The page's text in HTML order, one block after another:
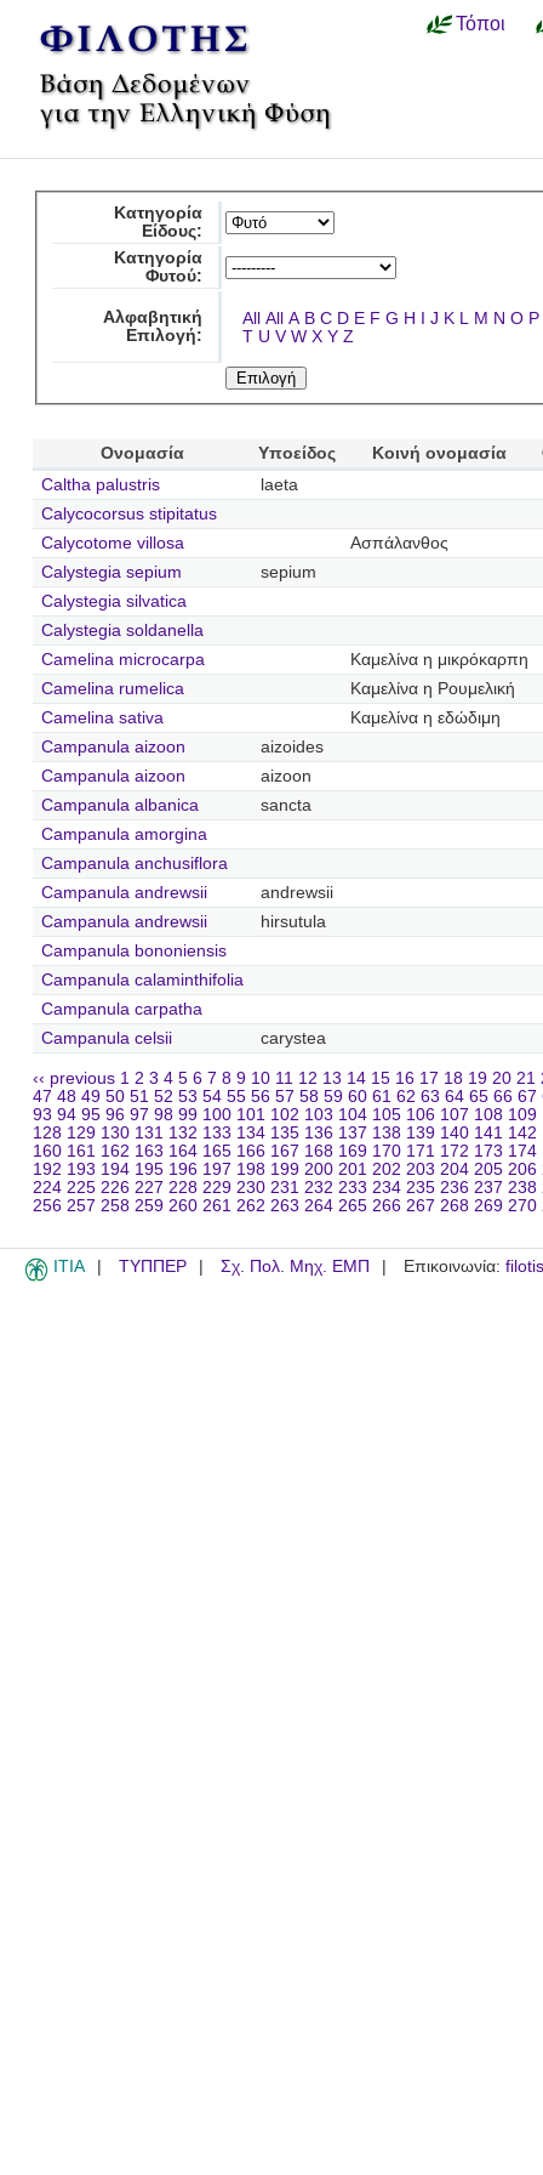
Τόποι
Κατηγορία
Είδους:
Κατηγορία
Φυτού:
Αλφαβητική
Επιλογή:
All All A B C D E F G H I J K L M N O P
T U V W X Y Z
Ονομασία Υποείδος Κοινή ονομασία
Caltha palustris
laeta
Calycocorsus stipitatus
Calycotome villosa
Ασπάλανθος
Calystegia sepium
sepium
Calystegia silvatica
Calystegia soldanella
Camelina microcarpa
Καμελίνα η μικρόκαρπη
Camelina rumelica
Καμελίνα η Ρουμελική
Camelina sativa
Καμελίνα η εδώδιμη
Campanula aizoon
aizoides
Campanula aizoon
aizoon
Campanula albanica
sancta
Campanula amorgina
Campanula anchusiflora
Campanula andrewsii
andrewsii
Campanula andrewsii
hirsutula
Campanula bononiensis
Campanula calaminthifolia
Campanula carpatha
Campanula celsii
carystea
‹‹ previous 1 2 3 4 5 6 7 8 9 10 11 12 13 14 15 16 17 18 19 20 21
47 48 49 50 51 52 53 54 55 56 57 58 59 60 61 62 63 64 65 66 67
93 94 95 96 97 98 99 100 101 102 103 104 105 106 107 108 109
128 129 130 131 132 133 134 135 136 137 138 139 140 141 142
160 161 162 163 164 165 166 167 168 169 170 171 172 173 174
192 193 194 195 196 197 198 199 200 201 202 203 204 205 206
224 225 226 227 228 229 230 231 232 233 234 235 236 237 238
256 257 258 259 260 261 262 263 264 265 266 267 268 269 270
ITIA ΤΥΠΠΕΡ Σχ. Πολ. Μηχ. ΕΜΠ Επικοινωνία: